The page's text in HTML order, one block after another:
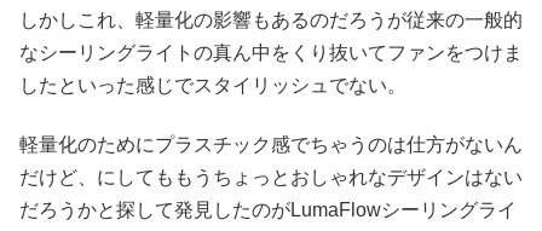
しかしこれ、軽量化の影響もあるのだろうが従来の一般的
なシーリングライトの真ん中をくり抜いてファンをつけま
したといった感じでスタイリッシュでない。
軽量化のためにプラスチック感でちゃうのは仕方がないん
だけど、にしてももうちょっとおしゃれなデザインはない
だろうかと探して発見したのがLumaFlowシーリングライ